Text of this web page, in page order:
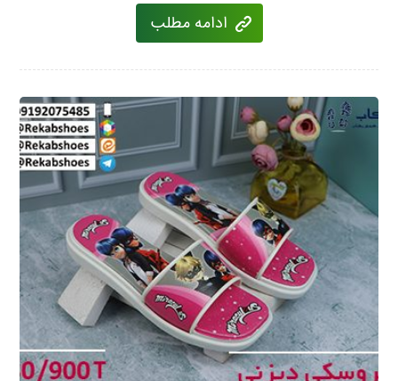
ادامه مطلب